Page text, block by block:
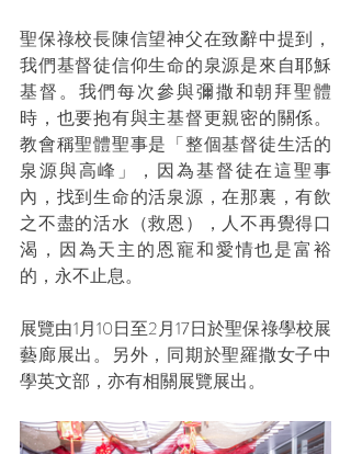
聖保祿校長陳信望神父在致辭中提到，
我們基督徒信仰生命的泉源是來自耶穌
基督。我們每次參與彌撒和朝拜聖體
時，也要抱有與主基督更親密的關係。
教會稱聖體聖事是「整個基督徒生活的
泉源與高峰」，因為基督徒在這聖事
內，找到生命的活泉源，在那裏，有飲
之不盡的活水（救恩），人不再覺得口
渴，因為天主的恩寵和愛情也是富裕
的，永不止息。
展覽由1月10日至2月17日於聖保祿學校展
藝廊展出。另外，同期於聖羅撒女子中
學英文部，亦有相關展覽展出。